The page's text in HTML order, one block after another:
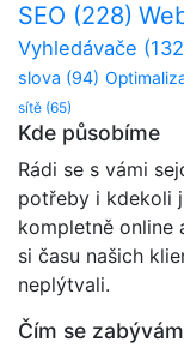
SEO (228)
Vyhledávače
slova (94)
sítě (65)
Kde působíme
Rádi se s vámi
potřeby i kdekoli
kompletně online
si času našich
neplýtvali.
Čím se